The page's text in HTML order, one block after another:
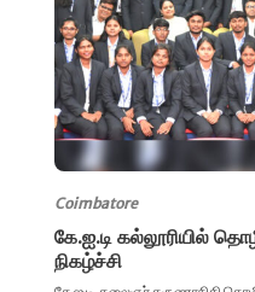
Coimbatore
கே.ஐ.டி கல்லூரியில்
நிகழ்ச்சி